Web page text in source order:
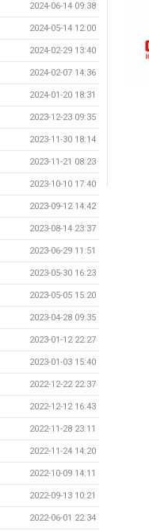
2024-06-14 09:38
2024-05-14 12:00
2024-02-29 13:40
2024-02-07 14:36
2024-01-20 18:31
2023-12-23 09:35
2023-11-30 18:14
2023-11-21 08:23
2023-10-10 17:40
2023-09-12 14:42
2023-08-14 23:37
2023-06-29 11:51
2023-05-30 16:23
2023-05-05 15:20
2023-04-28 09:35
2023-01-12 22:27
2023-01-03 15:40
2022-12-22 22:37
2022-12-12 16:43
2022-11-28 23:11
2022-11-24 14:20
2022-10-09 14:11
2022-09-13 10:21
2022-06-01 22:34